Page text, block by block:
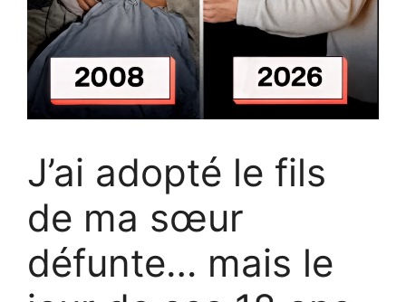
J’ai adopté le fils
de ma sœur
défunte… mais le